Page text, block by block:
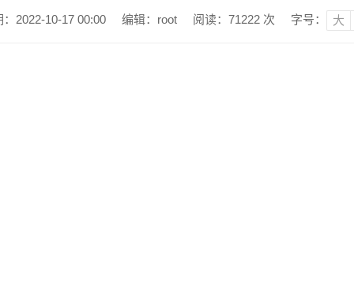
：2022-10-17 00:00 编辑：root 阅读： 71222次 字号： 大